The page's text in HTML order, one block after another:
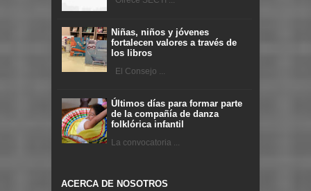
Niñas, niños y jóvenes
fortalecen valores a través de
los libros
El Consejo ...
Últimos días para formar parte
de la compañía de danza
folklórica infantil
La convocatoria ...
ACERCA DE NOSOTROS